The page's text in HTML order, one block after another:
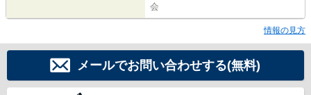
会
情報の見方
メールでお問い合わせする(無料)